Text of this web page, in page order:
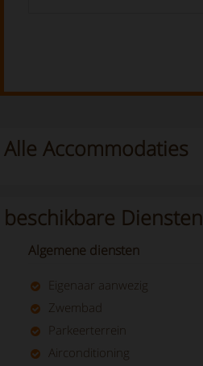
Alle Accommodaties
beschikbare Diensten
Algemene diensten
Eigenaar aanwezig
Zwembad
Parkeerterrein
Airconditioning